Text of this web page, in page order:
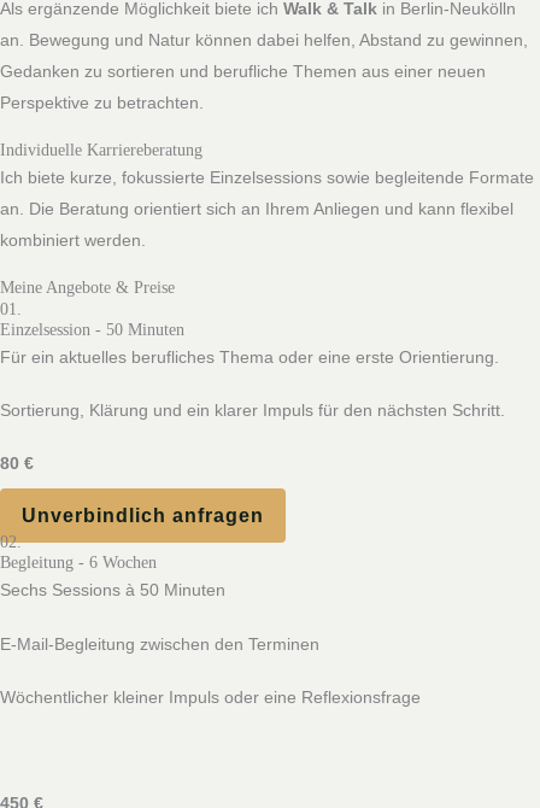
Als ergänzende Möglichkeit biete ich Walk & Talk in Berlin-Neukölln
an. Bewegung und Natur können dabei helfen, Abstand zu gewinnen,
Gedanken zu sortieren und berufliche Themen aus einer neuen
Perspektive zu betrachten.
Individuelle Karriereberatung
Ich biete kurze, fokussierte Einzelsessions sowie begleitende Formate
an. Die Beratung orientiert sich an Ihrem Anliegen und kann flexibel
kombiniert werden.
Meine Angebote & Preise
01.
Einzelsession - 50 Minuten
Für ein aktuelles berufliches Thema oder eine erste Orientierung.
Sortierung, Klärung und ein klarer Impuls für den nächsten Schritt.
80 €
Unverbindlich anfragen
02.
Begleitung - 6 Wochen
Sechs Sessions à 50 Minuten
E‑Mail‑Begleitung zwischen den Terminen
Wöchentlicher kleiner Impuls oder eine Reflexionsfrage
450 €